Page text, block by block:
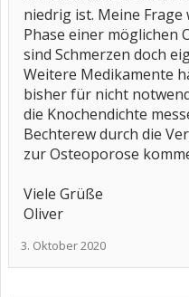
niedrig ist. Meine
Phase einer möglichen
sind Schmerzen doch
Weitere Medikamente
bisher für nicht
die Knochendichte
Bechterew durch die
zur Osteoporose
Viele Grüße
Oliver
3. Oktober 2020